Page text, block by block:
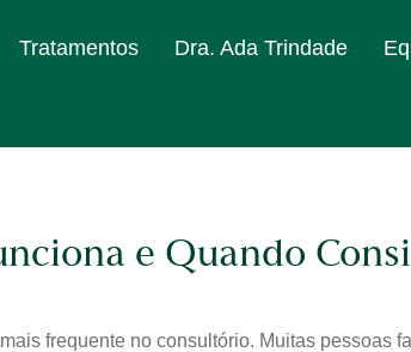
Tratamentos Dra. Ada Trindade
e Quando
frequente no consultório. Muitas pessoas